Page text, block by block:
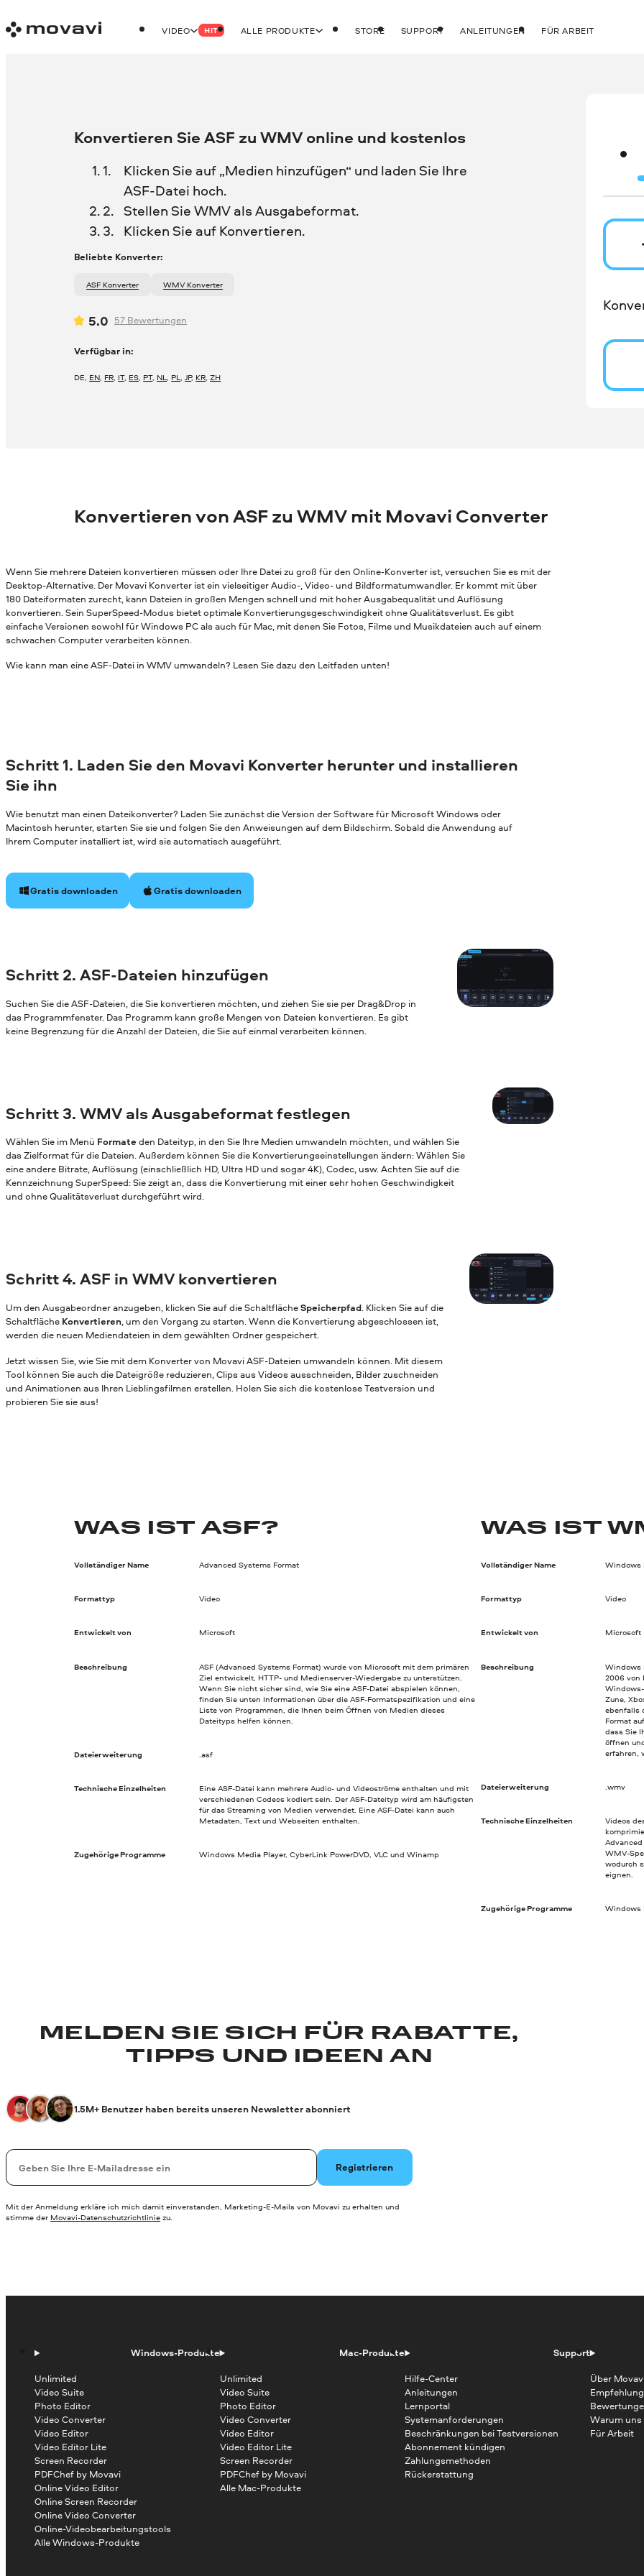
VIDEO HIT ALLE PRODUKTE STORE SUPPORT ANLEITUNGEN FÜR ARBEIT
Konvertieren Sie ASF zu WMV online und kostenlos
Klicken Sie auf „Medien hinzufügen“ und laden Sie Ihre
ASF-Datei hoch.
Stellen Sie WMV als Ausgabeformat.
Klicken Sie auf Konvertieren.
Beliebte Konverter:
ASF Konverter WMV Konverter
5.0 57 Bewertungen
Verfügbar in:
DE, EN, FR, IT, ES, PT, NL, PL,JP, KR,ZH
Konvertieren von ASF zu WMV mit Movavi Converter
Wenn Sie mehrere Dateien konvertieren müssen oder Ihre Datei zu groß für den Online-Konverter ist, versuchen Sie es mit der
Desktop-Alternative. Der Movavi Konverter ist ein vielseitiger Audio-, Video- und Bildformatumwandler. Er kommt mit über
180 Dateiformaten zurecht, kann Dateien in großen Mengen schnell und mit hoher Ausgabequalität und Auflösung
konvertieren. Sein SuperSpeed-Modus bietet optimale Konvertierungsgeschwindigkeit ohne Qualitätsverlust. Es gibt
einfache Versionen sowohl für Windows PC als auch für Mac, mit denen Sie Fotos, Filme und Musikdateien auch auf einem
schwachen Computer verarbeiten können.
Wie kann man eine ASF-Datei in WMV umwandeln? Lesen Sie dazu den Leitfaden unten!
Schritt 1. Laden Sie den Movavi Konverter herunter und installieren
Sie ihn
Wie benutzt man einen Dateikonverter? Laden Sie zunächst die Version der Software für Microsoft Windows oder
Macintosh herunter, starten Sie sie und folgen Sie den Anweisungen auf dem Bildschirm. Sobald die Anwendung auf
Ihrem Computer installiert ist, wird sie automatisch ausgeführt.
Gratis downloaden Gratis downloaden
Schritt 2. ASF-Dateien hinzufügen
Suchen Sie die ASF-Dateien, die Sie konvertieren möchten, und ziehen Sie sie per Drag&Drop in
das Programmfenster. Das Programm kann große Mengen von Dateien konvertieren. Es gibt
keine Begrenzung für die Anzahl der Dateien, die Sie auf einmal verarbeiten können.
Schritt 3. WMV als Ausgabeformat festlegen
Wählen Sie im Menü Formate den Dateityp, in den Sie Ihre Medien umwandeln möchten, und wählen Sie
das Zielformat für die Dateien. Außerdem können Sie die Konvertierungseinstellungen ändern: Wählen Sie
eine andere Bitrate, Auflösung (einschließlich HD, Ultra HD und sogar 4K), Codec, usw. Achten Sie auf die
Kennzeichnung SuperSpeed: Sie zeigt an, dass die Konvertierung mit einer sehr hohen Geschwindigkeit
und ohne Qualitätsverlust durchgeführt wird.
Schritt 4. ASF in WMV konvertieren
Um den Ausgabeordner anzugeben, klicken Sie auf die SchaltflächeSpeicherpfad. Klicken Sie auf die
Schaltfläche Konvertieren, um den Vorgang zu starten. Wenn die Konvertierung abgeschlossen ist,
werden die neuen Mediendateien in dem gewählten Ordner gespeichert.
Jetzt wissen Sie, wie Sie mit dem Konverter von Movavi ASF-Dateien umwandeln können. Mit diesem
Tool können Sie auch die Dateigröße reduzieren, Clips aus Videos ausschneiden, Bilder zuschneiden
und Animationen aus Ihren Lieblingsfilmen erstellen. Holen Sie sich die kostenlose Testversion und
probieren Sie sie aus!
WAS IST ASF?
Vollständiger Name Advanced Systems Format
Formattyp Video
Entwickelt von Microsoft
Beschreibung
ASF (Advanced Systems Format) wurde von Microsoft mit dem primären
Ziel entwickelt, HTTP- und Medienserver-Wiedergabe zu unterstützen.
Wenn Sie nicht sicher sind, wie Sie eine ASF-Datei abspielen können,
finden Sie unten Informationen über die ASF-Formatspezifikation und eine
Liste von Programmen, die Ihnen beim Öffnen von Medien dieses
Dateityps helfen können.
Dateierweiterung .asf
Technische Einzelheiten
Eine ASF-Datei kann mehrere Audio- und Videoströme enthalten und mit
verschiedenen Codecs kodiert sein. Der ASF-Dateityp wird am häufigsten
für das Streaming von Medien verwendet. Eine ASF-Datei kann auch
Metadaten, Text und Webseiten enthalten.
Zugehörige Programme Windows Media Player, CyberLink PowerDVD, VLC und Winamp
WAS IST
Vollständiger Name Windows
Formattyp Video
Entwickelt von Microsoft
Beschreibung
Windows
2006 von
Zune,
ebenfalls
Format
dass Sie
öffnen
erfahren,
Dateierweiterung .wmv
Technische Einzelheiten
Videos
WMV-
wodurch
eignen.
Zugehörige Programme Windows
MELDEN SIE SICH FÜR RABATTE,
TIPPS UND IDEEN AN
1.5M+ Benutzer haben bereits unseren Newsletter abonniert
Ihre E-Mail-Addresse Registrieren
Mit der Anmeldung erkläre ich mich damit einverstanden, Marketing-E-Mails von Movavi zu erhalten und
stimme der Movavi-Datenschutzrichtlinie zu.
Windows-Produkte
Unlimited
Video Suite
Photo Editor
Video Converter
Video Editor
Video Editor Lite
Screen Recorder
PDFChef by Movavi
Online Video Editor
Online Screen Recorder
Online Video Converter
Online-Videobearbeitungstools
Alle Windows-Produkte
Mac-Produkte
Unlimited
Video Suite
Photo Editor
Video Converter
Video Editor
Video Editor Lite
Screen Recorder
PDFChef by Movavi
Alle Mac-Produkte
Support
Hilfe-Center
Anleitungen
Lernportal
Systemanforderungen
Beschränkungen bei Testversionen
Abonnement kündigen
Zahlungsmethoden
Rückerstattung
Über
Warum uns
Für Arbeit